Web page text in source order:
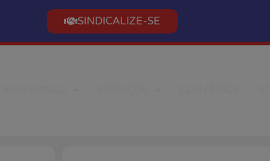
SINDICALIZE-SE